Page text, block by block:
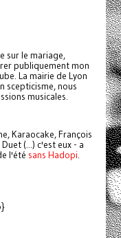
sur le mariage,
publiquement mon
La mairie de Lyon
scepticisme, nous
musicales.
Karaocake, François
(...) c'est eux - a
l'été sans Hadopi.